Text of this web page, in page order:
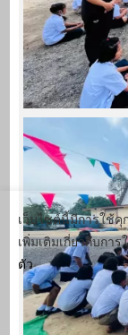
เว็บไซต์นี้มีการใช้คุ
เพิ่มเติมเกี่ยวกับกา
ตัว